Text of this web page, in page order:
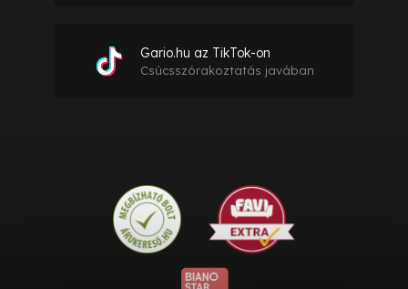
Gario.hu az TikTok-on
Csúcsszórakoztatás javában